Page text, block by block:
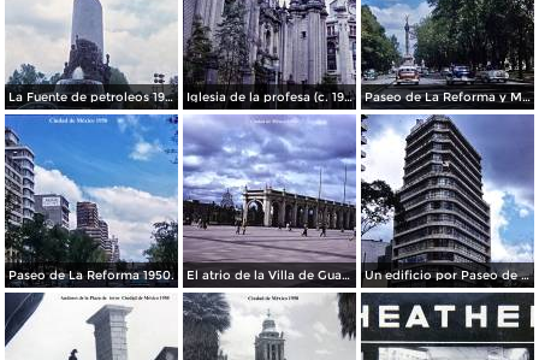
La Fuente de petroleos 1950. Iglesia de la profesa (c. 1950) Paseo de La Reforma y Mto a La Independencia 1950
Paseo de La Reforma 1950. El atrio de la Villa de Guadalupe 1950. Un edificio por Paseo de La Reforma 1950